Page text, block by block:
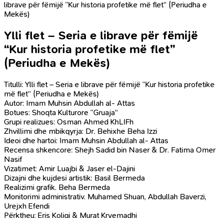
librave për fëmijë “Kur historia profetike më flet” (Periudha e
Mekës)
Ylli flet – Seria e librave për fëmijë
“Kur historia profetike më flet”
(Periudha e Mekës)
Titulli: Ylli flet – Seria e librave për fëmijë “Kur historia profetike
më flet” (Periudha e Mekës)
Autor: Imam Muhsin Abdullah al- Attas
Botues: Shoqta Kulturore “Gruaja”
Grupi realizues: Osman Ahmed KhLIFh
Zhvillimi dhe mbikqyrja: Dr. Behixhe Beha Izzi
Ideoi dhe hartoi: Imam Muhsin Abdullah al- Attas
Recensa shkencore: Shejh Sadid bin Naser & Dr. Fatima Omer
Nasif
Vizatimet: Amir Luajbi & Jaser el-Dajini
Dizajni dhe kujdesi artistik: Basil Bermeda
Realizimi grafik. Beha Bermeda
Monitorimi administrativ. Muhamed Shuan, Abdullah Baverzi,
Urejxh Efendi
Përktheu: Eris Koliqi & Murat Kryemadhi